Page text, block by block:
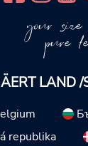
your size
pure
LAND /
republika